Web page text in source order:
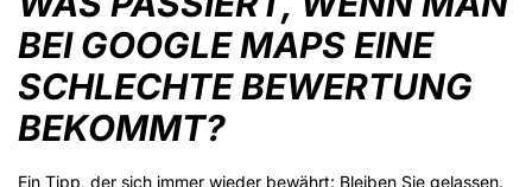
BEI GOOGLE MAPS EINE
SCHLECHTE BEWERTUNG
BEKOMMT?
Ein Tipp, der sich immer wieder bewährt: Bleiben Sie gelassen.